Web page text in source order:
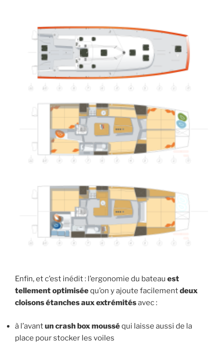
Enfin, et c’est inédit : l’ergonomie du bateau est
tellement optimiséequ’on y ajoute facilementdeux
cloisons étanches aux extrémitésavec :
à l’avantun crash box mousséqui laisse aussi de la
place pour stocker les voiles